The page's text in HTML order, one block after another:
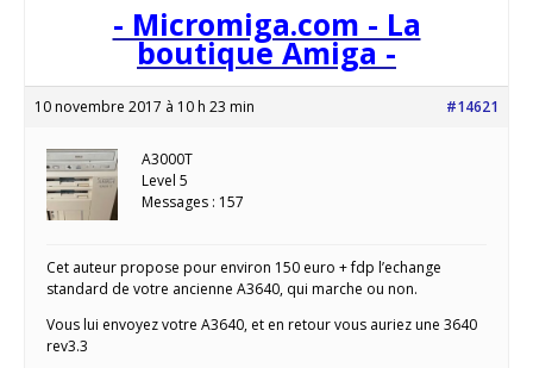
- Micromiga.com - La
boutique Amiga -
10 novembre 2017 à 10 h 23 min #14621
A3000T
Level 5
Messages : 157
Cet auteur propose pour environ 150 euro + fdp l’echange
standard de votre ancienne A3640, qui marche ou non.
Vous lui envoyez votre A3640, et en retour vous auriez une 3640
rev3.3